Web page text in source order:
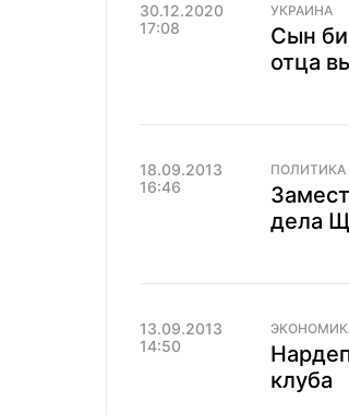
30.12.2020
17:08
УКРАИНА
Сын
отца
18.09.2013
16:46
ПОЛИТИКА
дела
13.09.2013
14:50
клуба